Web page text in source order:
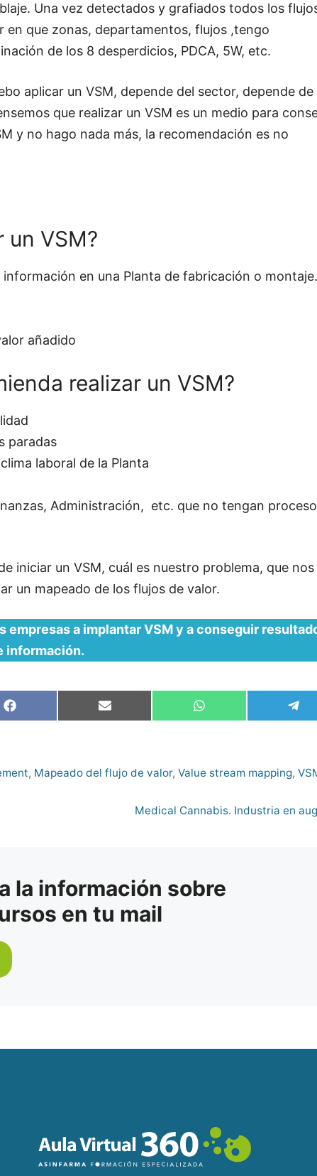
Una vez detectados y grafiados todos los
que zonas, departamentos, flujos ,tengo
de los 8 desperdicios, PDCA, 5W, etc.
aplicar un VSM, depende del sector, depende de
que realizar un VSM es un medio para
y no hago nada más, la recomendación es no
un VSM?
en una Planta de fabricación o montaje.
añadido
realizar un VSM?
paradas
laboral de la Planta
Administración, etc. que no tengan
iniciar un VSM, cuál es nuestro problema, que nos
un mapeado de los flujos de valor.
empresas a implantar VSM y a conseguir
información.
Compartir
en
Compartir
en
Compartir
en
en
, Mapeado del flujo de valor,Value stream mapping,
Medical Cannabis. Industria en
la información sobre
en tu mail